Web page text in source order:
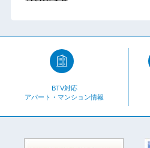
BTV対応
アパート・マンション情報